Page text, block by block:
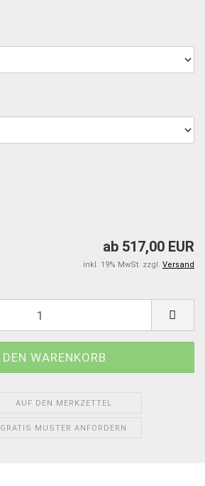
ab 517,00 EUR
inkl. 19% MwSt. zzgl. Versand
AUF DEN MERKZETTEL
GRATIS MUSTER ANFORDERN